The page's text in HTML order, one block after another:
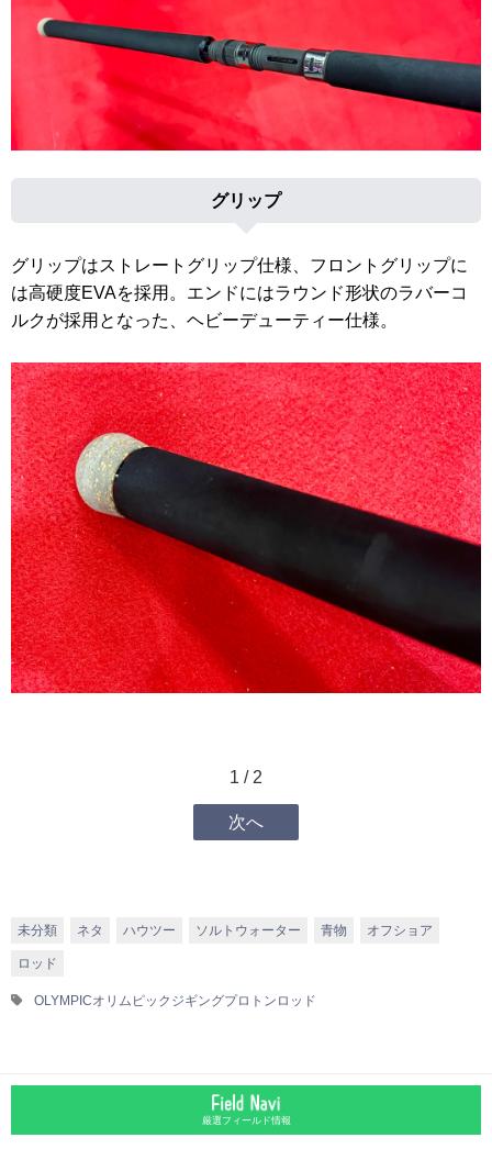
グリップ
グリップはストレートグリップ仕様、フロントグリップに
は高硬度EVAを採用。エンドにはラウンド形状のラバーコ
ルクが採用となった、ヘビーデューティー仕様。
1 / 2
次へ
未分類 ネタ ハウツー ソルトウォーター 青物 オフショア
ロッド
OLYMPICオリムピック ジギングプロトン ロッド
厳選フィールド情報